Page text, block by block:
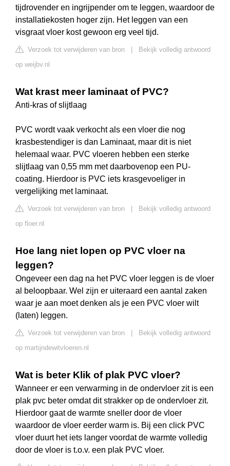
tijdrovender en ingrijpender om te leggen, waardoor de
installatiekosten hoger zijn. Het leggen van een
visgraat vloer kost gewoon erg veel tijd.
Verzoek tot verwijderen van bron | Bekijk volledig antwoord
op weijbv.nl
Wat krast meer laminaat of PVC?
Anti-kras of slijtlaag
PVC wordt vaak verkocht als een vloer die nog
krasbestendiger is dan Laminaat, maar dit is niet
helemaal waar. PVC vloeren hebben een sterke
slijtlaag van 0,55 mm met daarbovenop een PU-
coating. Hierdoor is PVC iets krasgevoeliger in
vergelijking met laminaat.
Verzoek tot verwijderen van bron | Bekijk volledig antwoord
op floer.nl
Hoe lang niet lopen op PVC vloer na
leggen?
Ongeveer een dag na het PVC vloer leggen is de vloer
al beloopbaar. Wel zijn er uiteraard een aantal zaken
waar je aan moet denken als je een PVC vloer wilt
(laten) leggen.
Verzoek tot verwijderen van bron | Bekijk volledig antwoord
op martijndewitvloeren.nl
Wat is beter Klik of plak PVC vloer?
Wanneer er een verwarming in de ondervloer zit is een
plak pvc beter omdat dit strakker op de ondervloer zit.
Hierdoor gaat de warmte sneller door de vloer
waardoor de vloer eerder warm is. Bij een click PVC
vloer duurt het iets langer voordat de warmte volledig
door de vloer is t.o.v. een plak PVC vloer.